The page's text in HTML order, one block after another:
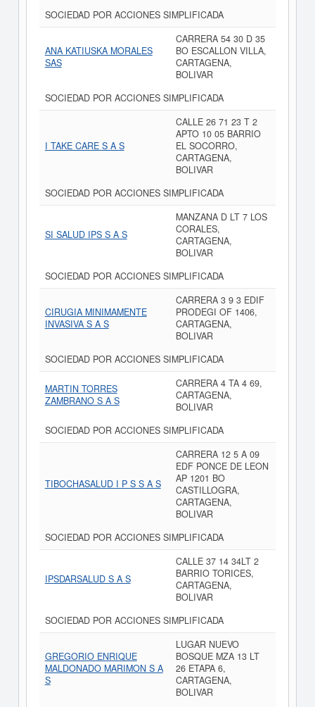
SOCIEDAD POR ACCIONES SIMPLIFICADA
ANA KATIUSKA MORALES
SAS
CARRERA 54 30 D 35
BO ESCALLON VILLA,
CARTAGENA,
BOLIVAR
SOCIEDAD POR ACCIONES SIMPLIFICADA
I TAKE CARE S A S
CALLE 26 71 23 T 2
APTO 10 05 BARRIO
EL SOCORRO,
CARTAGENA,
BOLIVAR
SOCIEDAD POR ACCIONES SIMPLIFICADA
SI SALUD IPS S A S
MANZANA D LT 7 LOS
CORALES,
CARTAGENA,
BOLIVAR
SOCIEDAD POR ACCIONES SIMPLIFICADA
CIRUGIA MINIMAMENTE
INVASIVA S A S
CARRERA 3 9 3 EDIF
PRODEGI OF 1406,
CARTAGENA,
BOLIVAR
SOCIEDAD POR ACCIONES SIMPLIFICADA
MARTIN TORRES
ZAMBRANO S A S
CARRERA 4 TA 4 69,
CARTAGENA,
BOLIVAR
SOCIEDAD POR ACCIONES SIMPLIFICADA
TIBOCHASALUD I P S S A S
CARRERA 12 5 A 09
EDF PONCE DE LEON
AP 1201 BO
CASTILLOGRA,
CARTAGENA,
BOLIVAR
SOCIEDAD POR ACCIONES SIMPLIFICADA
IPSDARSALUD S A S
CALLE 37 14 34LT 2
BARRIO TORICES,
CARTAGENA,
BOLIVAR
SOCIEDAD POR ACCIONES SIMPLIFICADA
GREGORIO ENRIQUE
MALDONADO MARIMON S A
S
LUGAR NUEVO
BOSQUE MZA 13 LT
26 ETAPA 6,
CARTAGENA,
BOLIVAR